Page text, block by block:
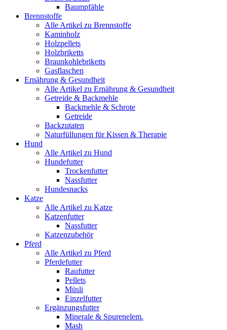
Baumpfähle
Brennstoffe
Alle Artikel zu Brennstoffe
Kaminholz
Holzpellets
Holzbriketts
Braunkohlebriketts
Gasflaschen
Ernährung & Gesundheit
Alle Artikel zu Ernährung & Gesundheit
Getreide & Backmehle
Backmehle & Schrote
Getreide
Backzutaten
Naturfüllungen für Kissen & Therapie
Hund
Alle Artikel zu Hund
Hundefutter
Trockenfutter
Nassfutter
Hundesnacks
Katze
Alle Artikel zu Katze
Katzenfutter
Nassfutter
Katzenzubehör
Pferd
Alle Artikel zu Pferd
Pferdefutter
Raufutter
Pellets
Müsli
Einzelfutter
Ergänzungsfutter
Minerale & Spurenelem.
Mash